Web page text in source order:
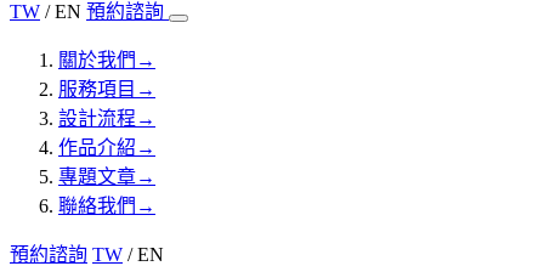
TW / EN 預約諮詢
關於我們 →
服務項目 →
設計流程 →
作品介紹 →
專題文章→
聯絡我們 →
預約諮詢 TW / EN